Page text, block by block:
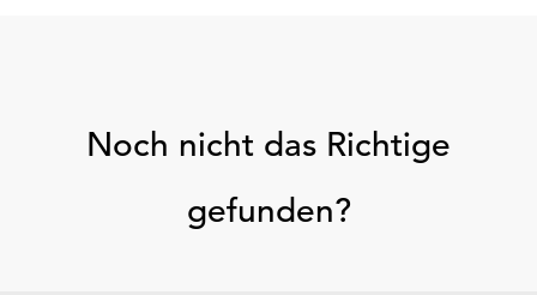
Noch nicht das Richtige
gefunden?